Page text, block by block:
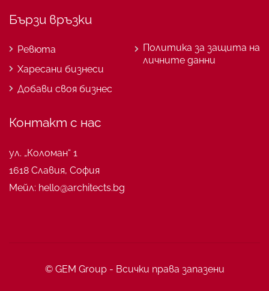
Бързи връзки
Ревюта
Харесани бизнеси
Добави своя бизнес
Политика за защита на
личните данни
Контакт с нас
ул. „Коломан“ 1
1618 Славия, София
Мейл: hello@architects.bg
© GEM Group - Всички права запазени